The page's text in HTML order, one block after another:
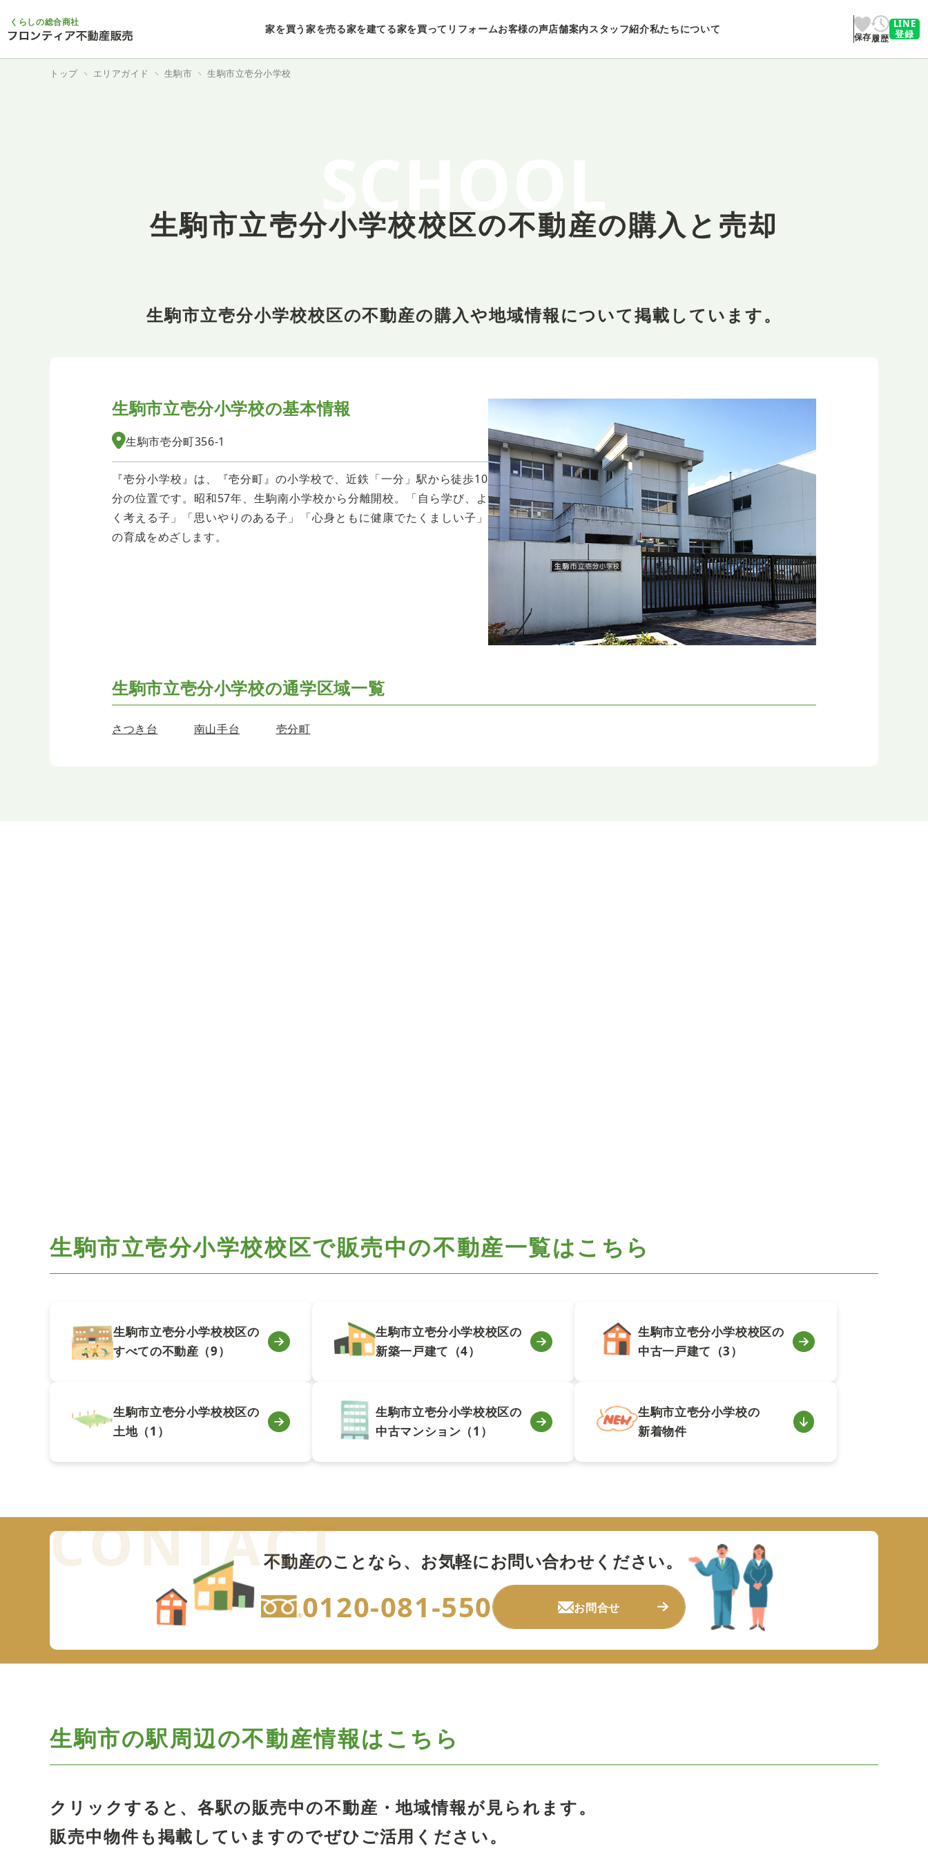
くらしの総合商社
家を買う 家を売る家を建てる家を買ってリフォームお客様の声店舗案内スタッフ紹介私たちについて
保存履歴
LINE
登録
トップ エリアガイド 生駒市 生駒市立壱分小学校
SCHOOL
生駒市立壱分小学校校区の不動産の購入と売却
生駒市立壱分小学校校区の不動産の購入や地域情報について掲載しています。
生駒市立壱分小学校の基本情報
生駒市壱分町356-1
『壱分小学校』は、『壱分町』の小学校で、近鉄「一分」駅から徒歩10
分の位置です。昭和57年、生駒南小学校から分離開校。「自ら学び、よ
く考える子」「思いやりのある子」「心身ともに健康でたくましい子」
の育成をめざします。
生駒市立壱分小学校の通学区域一覧
さつき台 南山手台 壱分町
生駒市立壱分小学校校区で販売中の不動産一覧はこちら
生駒市立壱分小学校校区の
すべての不動産（9）
生駒市立壱分小学校校区の
新築一戸建て（4）
生駒市立壱分小学校校区の
中古一戸建て（3）
生駒市立壱分小学校校区の
土地（1）
生駒市立壱分小学校校区の
中古マンション（1）
生駒市立壱分小学校の
新着物件
不動産のことなら、 お気軽にお問い合わせください。
0120-081-550 お問合せ
生駒市の駅周辺の不動産情報はこちら
クリックすると、各駅の販売中の不動産・地域情報が見られます。
販売中物件も掲載していますのでぜひご活用ください。